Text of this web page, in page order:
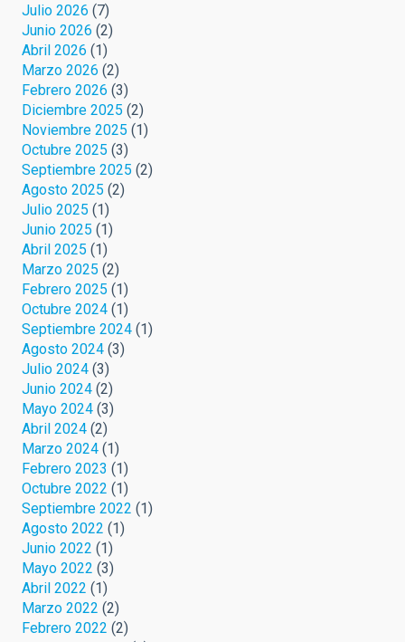
Julio 2026 (7)
Junio 2026 (2)
Abril 2026 (1)
Marzo 2026 (2)
Febrero 2026 (3)
Diciembre 2025 (2)
Noviembre 2025 (1)
Octubre 2025 (3)
Septiembre 2025 (2)
Agosto 2025 (2)
Julio 2025 (1)
Junio 2025 (1)
Abril 2025 (1)
Marzo 2025 (2)
Febrero 2025 (1)
Octubre 2024 (1)
Septiembre 2024 (1)
Agosto 2024 (3)
Julio 2024 (3)
Junio 2024 (2)
Mayo 2024 (3)
Abril 2024 (2)
Marzo 2024 (1)
Febrero 2023 (1)
Octubre 2022 (1)
Septiembre 2022 (1)
Agosto 2022 (1)
Junio 2022 (1)
Mayo 2022 (3)
Abril 2022 (1)
Marzo 2022 (2)
Febrero 2022 (2)